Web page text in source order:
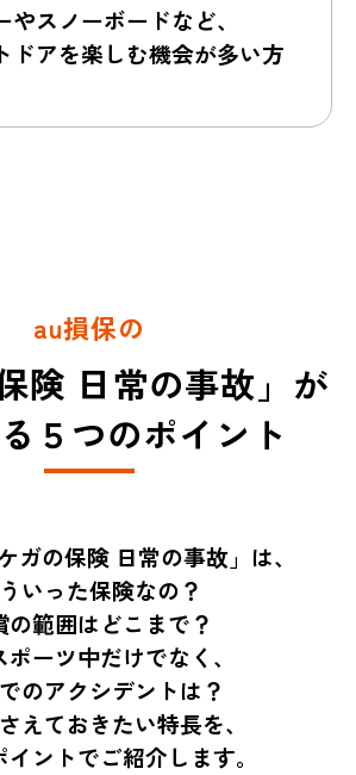
やスノーボードなど、
ドアを楽しむ機会が多い方
au損保の
険 日常の事故」が
５つのポイント
ガの保険 日常の事故」は、
いった保険なの？
の範囲はどこまで？
ーツ中だけでなく、
のアクシデントは？
えておきたい特長を、
イントでご紹介します。